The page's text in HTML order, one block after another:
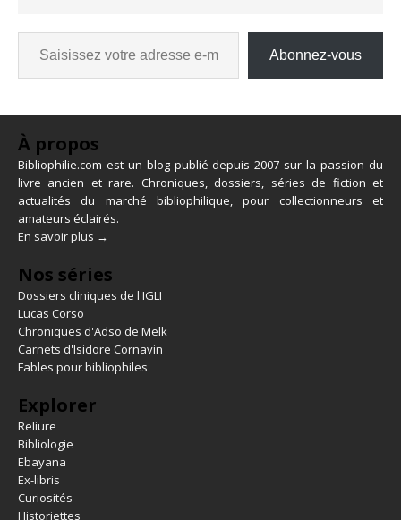
Abonnez-vous
À propos
Bibliophilie.com est un blog publié depuis 2007 sur la passion du
livre ancien et rare. Chroniques, dossiers, séries de fiction et
actualités du marché bibliophilique, pour collectionneurs et
amateurs éclairés.
En savoir plus →
Nos séries
Dossiers cliniques de l'IGLI
Lucas Corso
Chroniques d'Adso de Melk
Carnets d'Isidore Cornavin
Fables pour bibliophiles
Explorer
Reliure
Bibliologie
Ebayana
Ex-libris
Curiosités
Historiettes